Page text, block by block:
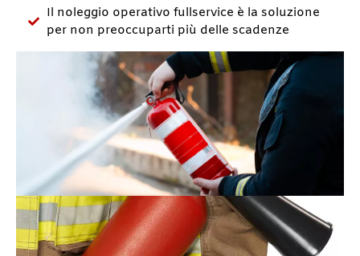
Il noleggio operativo fullservice è la soluzione
per non preoccuparti più delle scadenze